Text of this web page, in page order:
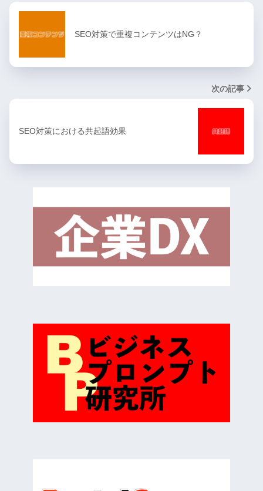
SEO対策で重複コンテンツはNG？
次の記事
SEO対策における共起語効果